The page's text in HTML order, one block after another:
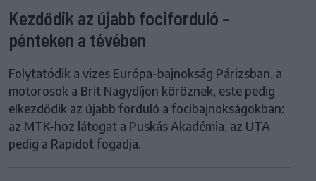
Kezdődik az újabb fociforduló –
pénteken a tévében
Folytatódik a vizes Európa-bajnokság Párizsban, a
motorosok a Brit Nagydíjon köröznek, este pedig
elkezdődik az újabb forduló a focibajnokságokban:
az MTK-hoz látogat a Puskás Akadémia, az UTA
pedig a Rapidot fogadja.